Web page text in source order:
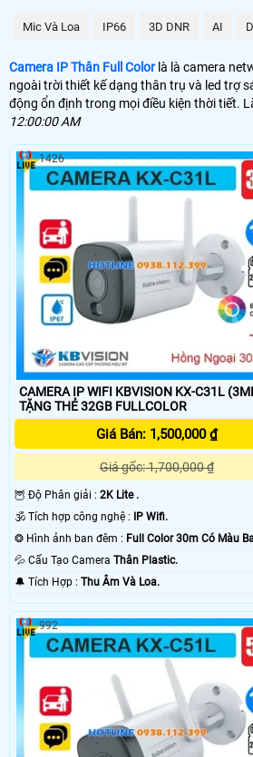
Mic Và Loa IP66 3D DNR AI
Camera IP Thân Full Color là là camera
ngoài trời thiết kế dạng thân trụ và led trợ
động ổn định trong mọi điều kiện thời tiết.
12:00:00 AM
CAMERA IP WIFI KBVISION KX-C31L
TẶNG THẺ 32GB FULLCOLOR
Giá Bán: 1,500,000 ₫
Giá gốc: 1,700,000 ₫
🦉 Độ Phân giải : 2K Lite .
🕉️ Tích hợp công nghệ :
IP Wifi.
❂ Hình ảnh ban đêm : Full Color 30m Có Màu
💦 Cấu Tạo Camera Thân Plastic.
️🔔 Tích Hợp : Thu Âm Và Loa.
1426
992